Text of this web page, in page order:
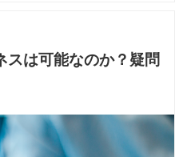
スは可能なのか？疑問